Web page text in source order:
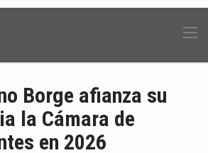
Borge afianza su
la Cámara de
en 2026